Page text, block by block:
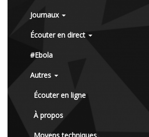
Journaux
Écouter en direct
#Ebola
Autres
Écouter en ligne
À propos